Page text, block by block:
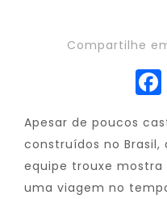
Compartilhe
Apesar de poucos
construídos no Brasil,
equipe trouxe
uma viagem no